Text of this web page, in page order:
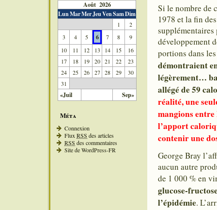
Août 2026
LunMarMerJeuVenSamDim
«Juil Sep»
1
2
3
4 5 6 7 8
9
10
11 12 13 14 15
16
17
18 19 20 21 22
23
24
25 26 27 28 29
30
31
Méta
Connexion
Flux RSS des articles
RSS des commentaires
Site de WordPress-FR
Si le nombre de
1978 et la fin
développement
portions dans
démontraient
légèrement…
allégé de 59
réalité, une
mangions
l’apport
contenir une
George Bray
aucun autre
de 1 000 % en
glucose-
l’épidémie.